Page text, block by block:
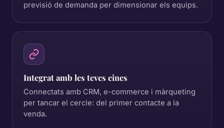
previsió de demanda per dimensionar els equips.
Integrat amb les teves eines
Connectats amb CRM, e-commerce i màrqueting
per tancar el cercle: del primer contacte a la
venda.